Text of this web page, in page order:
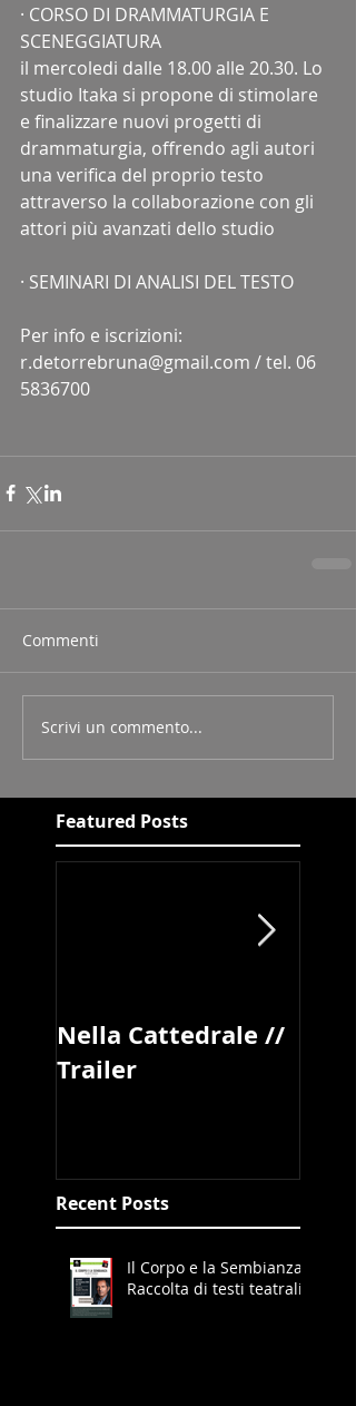
· CORSO DI DRAMMATURGIA E
SCENEGGIATURA
il mercoledi dalle 18.00 alle 20.30. Lo
studio Itaka si propone di stimolare
e finalizzare nuovi progetti di
drammaturgia, offrendo agli autori
una verifica del proprio testo
attraverso la collaborazione con gli
attori più avanzati dello studio
· SEMINARI DI ANALISI DEL TESTO
Per info e iscrizioni:
r.detorrebruna@gmail.com / tel. 06
5836700
Commenti
Scrivi un commento...
Featured Posts
Nella Cattedrale //
Trailer
Recent Posts
Il Corpo e la Sembianza -
Raccolta di testi teatrali